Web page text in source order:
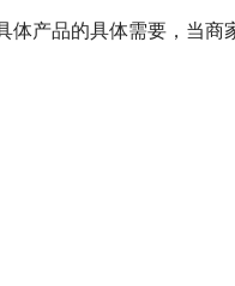
产品的具体需要，当